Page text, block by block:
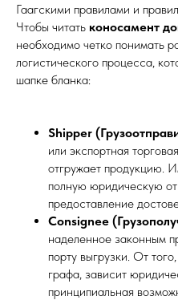
Гаагскими правилами и
Чтобы читать коносамент
необходимо четко понимать
логистического процесса,
шапке бланка:
Shipper
или экспортная
отгружает продукцию.
полную юридическую
предоставление
Consignee
наделенное законным
порту выгрузки. От
графа, зависит
принципиальная